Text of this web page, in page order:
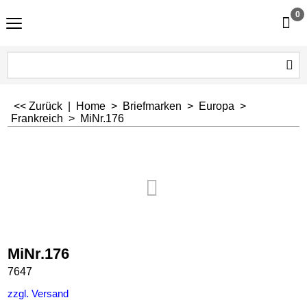
0
<< Zurück Home > Briefmarken > Europa >
Frankreich > MiNr.176
MiNr.176
7647
zzgl. Versand